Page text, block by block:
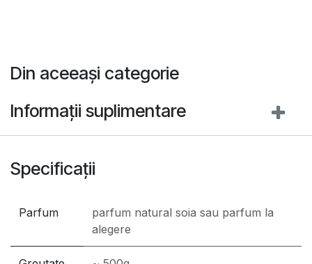
Din aceeași categorie
Informații suplimentare
Specificații
Parfum parfum natural soia sau parfum la
alegere